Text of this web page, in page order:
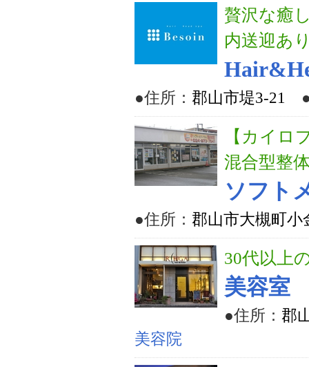
贅沢な癒
内送迎あ
●住所： 郡山市堤3-21
【カイロ
混合型整
ソフト
●住所： 郡山市大槻町小
30代以上
美容室
●住所： 郡
美容院